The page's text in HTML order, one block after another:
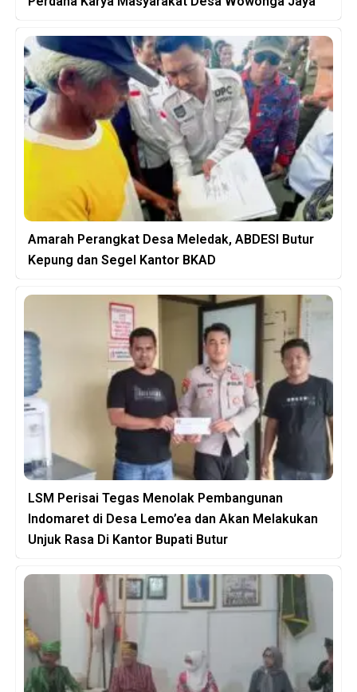
Amarah Perangkat Desa Meledak, ABDESI Butur
Kepung dan Segel Kantor BKAD
LSM Perisai Tegas Menolak Pembangunan
Indomaret di Desa Lemo’ea dan Akan Melakukan
Unjuk Rasa Di Kantor Bupati Butur